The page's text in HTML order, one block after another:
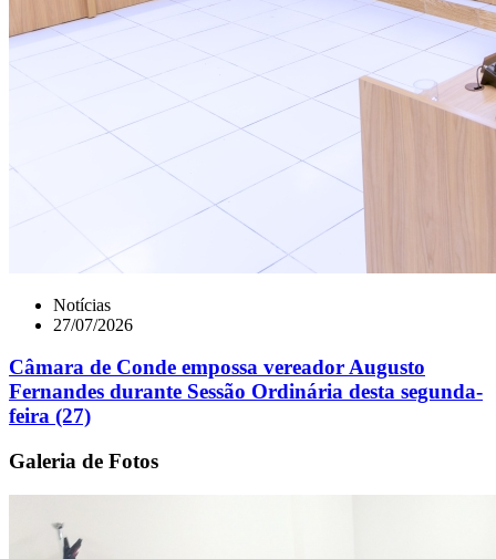
Notícias
27/07/2026
Câmara de Conde empossa vereador Augusto
Fernandes durante Sessão Ordinária desta segunda-
feira (27)
Galeria de Fotos